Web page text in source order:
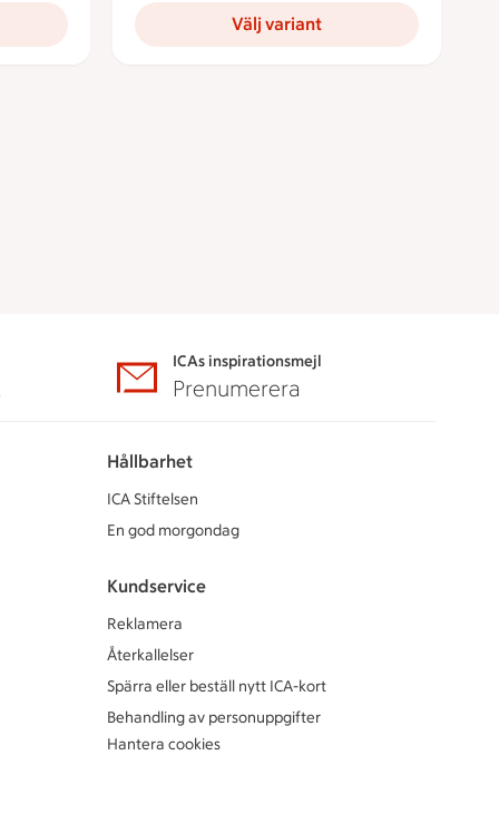
Välj variant
ICAs inspirationsmejl
Prenumerera
Hållbarhet
ICA Stiftelsen
En god morgondag
Kundservice
Reklamera
Återkallelser
Spärra eller beställ nytt ICA-kort
Behandling av personuppgifter
Hantera cookies